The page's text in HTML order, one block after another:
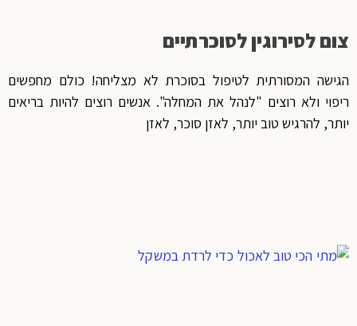
צום לסירוגין לסוכרתיים
הגישה המסורתית לטיפול בסוכרת לא מצליחה! כולם מחפשים
ריפוי ולא רוצים "לנהל את המחלה". אנשים רוצים להיות בריאים
יותר, להרגיש טוב יותר, לאזן סוכר, לאזן